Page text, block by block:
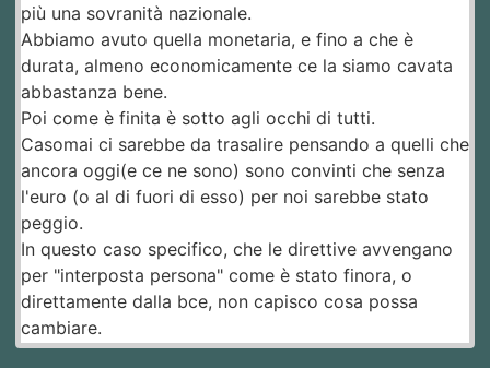
più una sovranità nazionale.
Abbiamo avuto quella monetaria, e fino a che è
durata, almeno economicamente ce la siamo cavata
abbastanza bene.
Poi come è finita è sotto agli occhi di tutti.
Casomai ci sarebbe da trasalire pensando a quelli che
ancora oggi(e ce ne sono) sono convinti che senza
l'euro (o al di fuori di esso) per noi sarebbe stato
peggio.
In questo caso specifico, che le direttive avvengano
per "interposta persona" come è stato finora, o
direttamente dalla bce, non capisco cosa possa
cambiare.